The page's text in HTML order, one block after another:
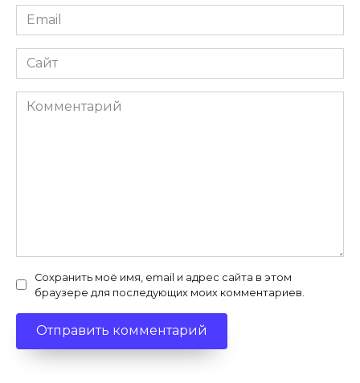
Email
*
Сайт
Комментарий
Сохранить моё имя, email и адрес сайта в этом
браузере для последующих моих комментариев.